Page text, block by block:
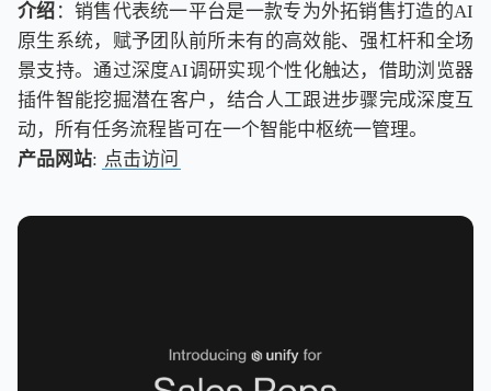
介绍 ：销售代表统一平台是一款专为外拓销售打造的AI
原生系统，赋予团队前所未有的高效能、强杠杆和全场
景支持。通过深度AI调研实现个性化触达，借助浏览器
插件智能挖掘潜在客户，结合人工跟进步骤完成深度互
动，所有任务流程皆可在一个智能中枢统一管理。
产品网站: 点击访问